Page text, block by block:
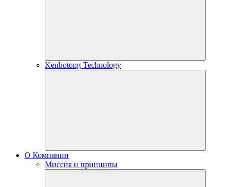
Kenbotong Technology
О Компании
Миссия и принципы